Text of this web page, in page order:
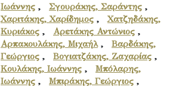
Ιωάννης , Σγουράκης, Σαράντης ,
Χαριτάκης, Χαρίδημος ,Χατζηδάκης,
Κυριάκος , Αρετάκης Αντώνιος ,
Αρπακουλάκης, Μιχαήλ, Βαρδάκης,
Γεώργιος , Βογιατζάκης, Ζαχαρίας ,
Κουλάκης, Ιωάννης , Μπόλαρης,
Ιωάννης , Μπιράκης, Γεώργιος ,